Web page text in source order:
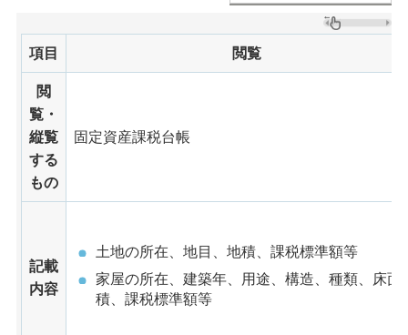
項目 閲覧
閲
覧・
縦覧
する
もの
固定資産課税台帳
記載
内容
土地の所在、地目、地積、課税標準額等
家屋の所在、建築年、用途、構造、種類、床面
積、課税標準額等